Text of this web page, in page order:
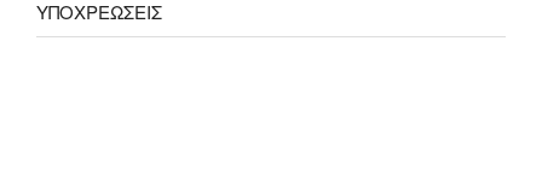
ΥΠΟΧΡΕΩΣΕΙΣ